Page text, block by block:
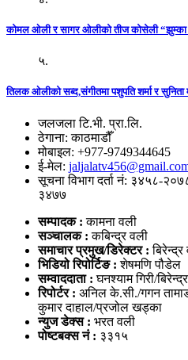
कोमल ओली र सागर ओलीको तीज कोसेली “झुम्का
५.
तिलक ओलीको सब्द,संगीतमा पशुपति शर्मा र
जलजला टि.भी. प्रा.लि.
ठेगाना: काठमाडौँ
मोबाइल: +977-9749344645
ई-मेल:
सूचना विभाग दर्ता नं: ३४५८-
३४७७
सम्पादक :कामना वली
सञ्‍चालक : कबिन्द्र वली
समाचार प्रमुख/डिरेक्टर :बिरेन्द्र
भिडियो रिपोर्टिङ : शेषमणि पौडेल
सम्वाददाता :घनश्याम गिरी/
रिपोर्टर : अनिल के.सी./गगन
कुमार दाहाल/प्रजोल खड्का
न्युज डेक्स : भरत वली
पोष्‍टबक्स नं : ३३१५